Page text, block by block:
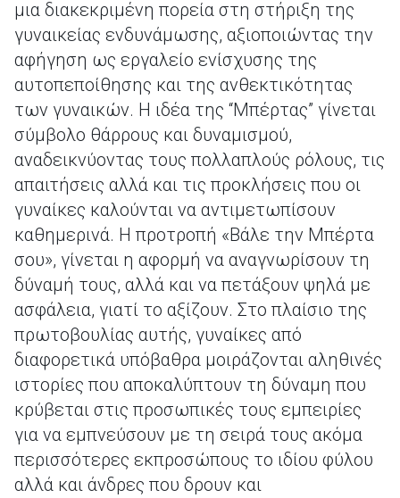
μια διακεκριμένη πορεία στη στήριξη της
γυναικείας ενδυνάμωσης, αξιοποιώντας την
αφήγηση ως εργαλείο ενίσχυσης της
αυτοπεποίθησης και της ανθεκτικότητας
των γυναικών. Η ιδέα της “Μπέρτας” γίνεται
σύμβολο θάρρους και δυναμισμού,
αναδεικνύοντας τους πολλαπλούς ρόλους, τις
απαιτήσεις αλλά και τις προκλήσεις που οι
γυναίκες καλούνται να αντιμετωπίσουν
καθημερινά. Η προτροπή «Βάλε την Μπέρτα
σου», γίνεται η αφορμή να αναγνωρίσουν τη
δύναμή τους, αλλά και να πετάξουν ψηλά με
ασφάλεια, γιατί το αξίζουν. Στο πλαίσιο της
πρωτοβουλίας αυτής, γυναίκες από
διαφορετικά υπόβαθρα μοιράζονται αληθινές
ιστορίες που αποκαλύπτουν τη δύναμη που
κρύβεται στις προσωπικές τους εμπειρίες
για να εμπνεύσουν με τη σειρά τους ακόμα
περισσότερες εκπροσώπους το ιδίου φύλου
αλλά και άνδρες που δρουν και